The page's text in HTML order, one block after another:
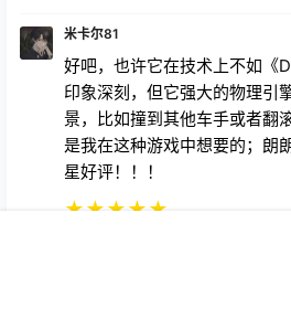
米卡尔81
好吧，也许它在技术上不如《
印象深刻，但它强大的物理引
景，比如撞到其他车手或者翻
是我在这种游戏中想要的；朗
星好评！！！
★★★★★